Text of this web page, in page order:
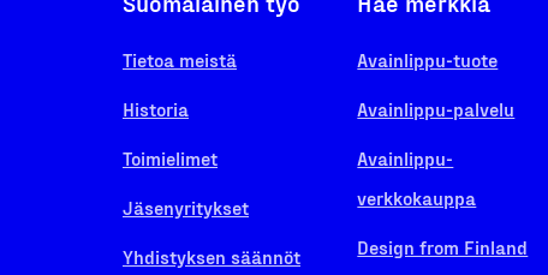
Tietoa meistä
Historia
Toimielimet
Jäsenyritykset
Yhdistyksen säännöt
Avainlippu-tuote
Avainlippu-palvelu
Avainlippu-
verkkokauppa
Design from Finland